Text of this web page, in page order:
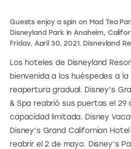
Guests enjoy a spin on Mad Tea
Disneyland Park in Anaheim,
Friday, April 30, 2021. Disneyland
Disneyland Park, Disney California
DisneyÕs Grand Californian Hotel
Harbaugh/Disneyland Resort)
Los hoteles de Disneyland
bienvenida a los huéspedes a la
reapertura gradual. Disney’s
& Spa reabrió sus puertas el 29
capacidad limitada. Disney
Disney’s Grand Californian
reabrir el 2 de mayo. Disney’s